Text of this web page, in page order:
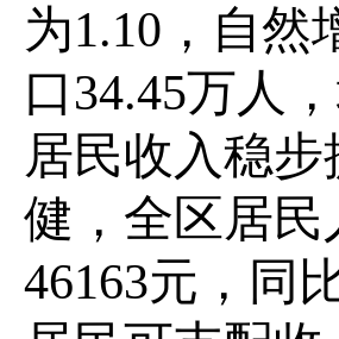
为1.10 ，自然
口34.45万人
居民收入稳步
健，全区居
46163元，同